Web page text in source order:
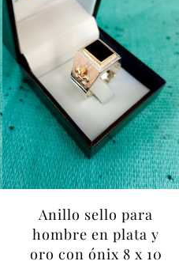
Anillo sello para
hombre en plata y
oro con ónix 8 x 10